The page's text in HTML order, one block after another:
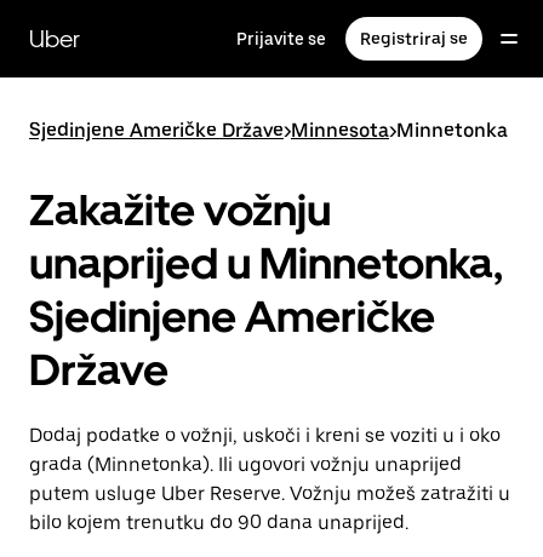
glavni
sadržaj
Uber Prijavite se Registriraj se
Sjedinjene Američke Države>Minnesota>Minnetonka
Zakažite vožnju
unaprijed u Minnetonka,
Sjedinjene Američke
Države
Dodaj podatke o vožnji, uskoči i kreni se voziti u i oko
grada (Minnetonka). Ili ugovori vožnju unaprijed
putem usluge Uber Reserve. Vožnju možeš zatražiti u
bilo kojem trenutku do 90 dana unaprijed.